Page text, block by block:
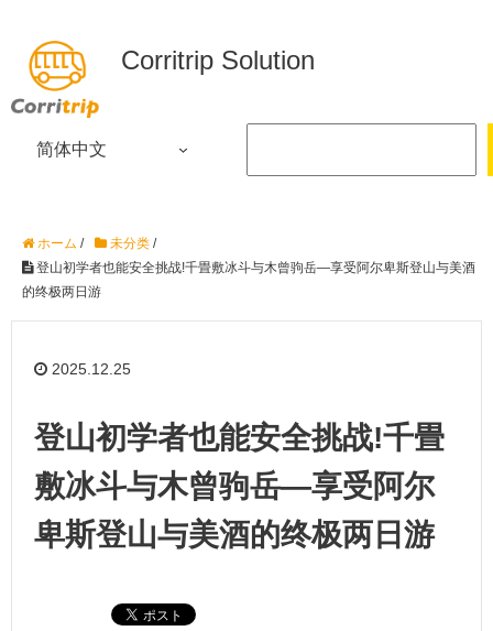
Corritrip Solution
简体中文
ホーム / 未分类 /
登山初学者也能安全挑战!千畳敷冰斗与木曾驹岳—享受阿尔卑斯登山与美酒
的终极两日游
2025.12.25
登山初学者也能安全挑战!千畳
敷冰斗与木曾驹岳—享受阿尔
卑斯登山与美酒的终极两日游